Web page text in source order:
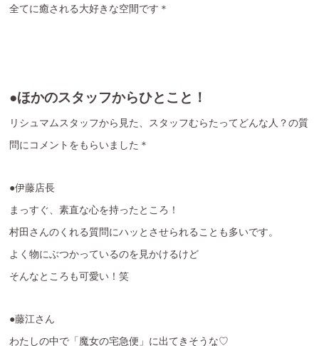
全てに癒される大好きな空間です＊
●ほかのスタッフからひとこと！
リシュマムスタッフから見た、スタッフむらたってどんな人？の質
問にコメントをもらいました＊
●伊藤店長
まっすぐ、素直な心を持ったところ！
村田さんのくれる質問にハッとさせられることも多いです。
よく物にぶつかっているのを見かけるけど
そんなところも可愛い！笑
●藤江さん
わたしの中で「魔女の宅急便」に出てきそうな♡